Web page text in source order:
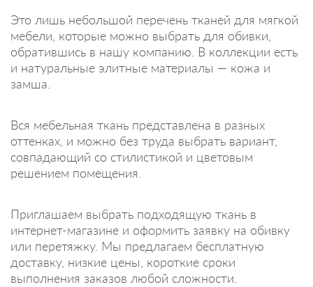
Это лишь небольшой перечень тканей для мягкой
мебели, которые можно выбрать для обивки,
обратившись в нашу компанию. В коллекции есть
и натуральные элитные материалы — кожа и
замша.
Вся мебельная ткань представлена в разных
оттенках, и можно без труда выбрать вариант,
совпадающий со стилистикой и цветовым
решением помещения.
Приглашаем выбрать подходящую ткань в
интернет-магазине и оформить заявку на обивку
или перетяжку. Мы предлагаем бесплатную
доставку, низкие цены, короткие сроки
выполнения заказов любой сложности.